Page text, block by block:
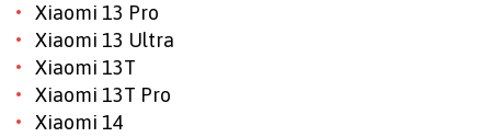
Xiaomi 13 Pro
Xiaomi 13 Ultra
Xiaomi 13T
Xiaomi 13T Pro
Xiaomi 14